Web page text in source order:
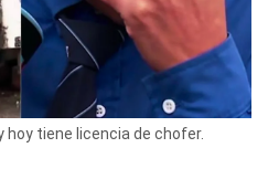
hoy tiene licencia de chofer.